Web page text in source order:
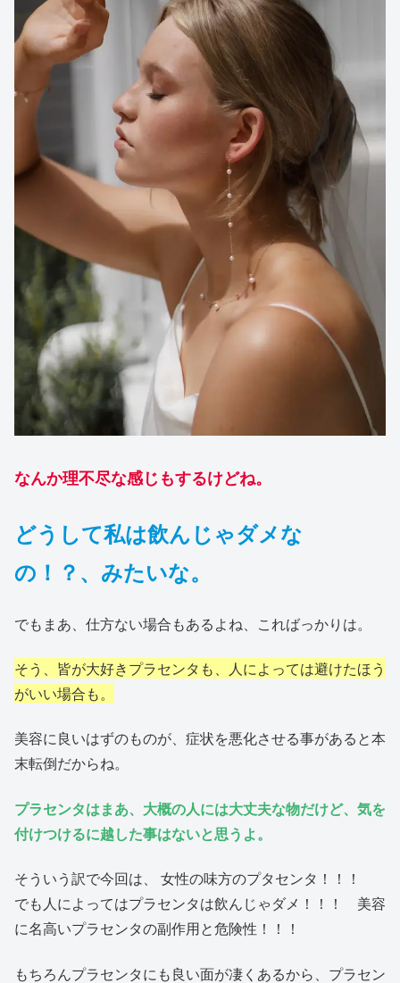
なんか理不尽な感じもするけどね。
どうして私は飲んじゃダメな
の！？、みたいな。
でもまあ、仕方ない場合もあるよね、こればっかりは。
そう、皆が大好きプラセンタも、人によっては避けたほう
がいい場合も。
美容に良いはずのものが、症状を悪化させる事があると本
末転倒だからね。
プラセンタはまあ、大概の人には大丈夫な物だけど、気を
付けつけるに越した事はないと思うよ。
そういう訳で今回は、 女性の味方のプタセンタ！！！
でも人によってはプラセンタは飲んじゃダメ！！！ 美容
に名高いプラセンタの副作用と危険性！！！
もちろんプラセンタにも良い面が凄くあるから、プラセン